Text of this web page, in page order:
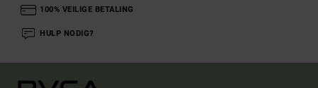
100% VEILIGE BETALING
HULP NODIG?